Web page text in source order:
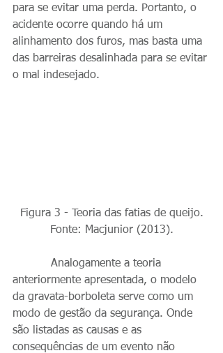
para se evitar uma perda. Portanto, o
acidente ocorre quando há um
alinhamento dos furos, mas basta uma
das barreiras desalinhada para se evitar
o mal indesejado.
Figura 3 - Teoria das fatias de queijo.
Fonte: Macjunior (2013).
anteriormente apresentada, o modelo
da gravata-borboleta serve como um
modo de gestão da segurança. Onde
são listadas as causas e as
consequências de um evento não